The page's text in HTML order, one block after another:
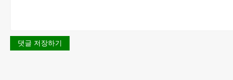
댓글 저장하기